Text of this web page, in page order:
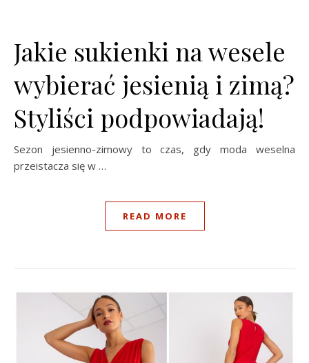
Jakie sukienki na wesele
wybierać jesienią i zimą?
Styliści podpowiadają!
Sezon jesienno-zimowy to czas, gdy moda weselna
przeistacza się w …
READ MORE